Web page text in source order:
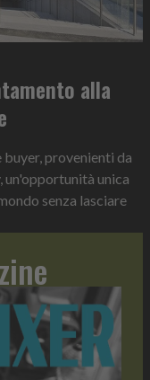
alla
provenienti da
un'opportunità unica
senza lasciare